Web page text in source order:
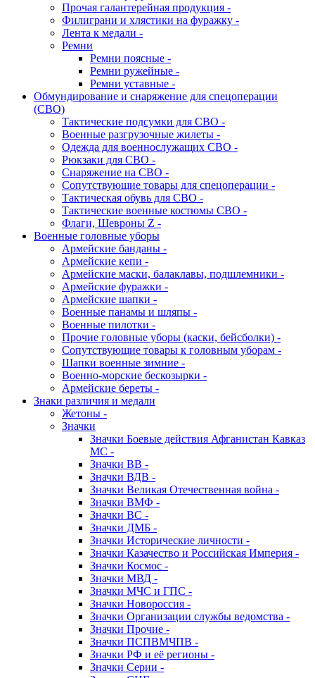
Прочая галантерейная продукция -
Филиграни и хлястики на фуражку -
Лента к медали -
Ремни
Ремни поясные -
Ремни ружейные -
Ремни уставные -
Обмундирование и снаряжение для спецоперации
(СВО)
Тактические подсумки для СВО -
Военные разгрузочные жилеты -
Одежда для военнослужащих СВО -
Рюкзаки для СВО -
Снаряжение на СВО -
Сопутствующие товары для спецоперации -
Тактическая обувь для СВО -
Тактические военные костюмы СВО -
Флаги, Шевроны Z -
Военные головные уборы
Армейские банданы -
Армейские кепи -
Армейские маски, балаклавы, подшлемники -
Армейские фуражки -
Армейские шапки -
Военные панамы и шляпы -
Военные пилотки -
Прочие головные уборы (каски, бейсболки) -
Сопутствующие товары к головным уборам -
Шапки военные зимние -
Военно-морские бескозырки -
Армейские береты -
Знаки различия и медали
Жетоны -
Значки
Значки Боевые действия Афганистан Кавказ
МС -
Значки ВВ -
Значки ВДВ -
Значки Великая Отечественная война -
Значки ВМФ -
Значки ВС -
Значки ДМБ -
Значки Исторические личности -
Значки Казачество и Российская Империя -
Значки Космос -
Значки МВД -
Значки МЧС и ГПС -
Значки Новороссия -
Значки Организации службы ведомства -
Значки Прочие -
Значки ПСПВМЧПВ -
Значки РФ и её регионы -
Значки Серии -